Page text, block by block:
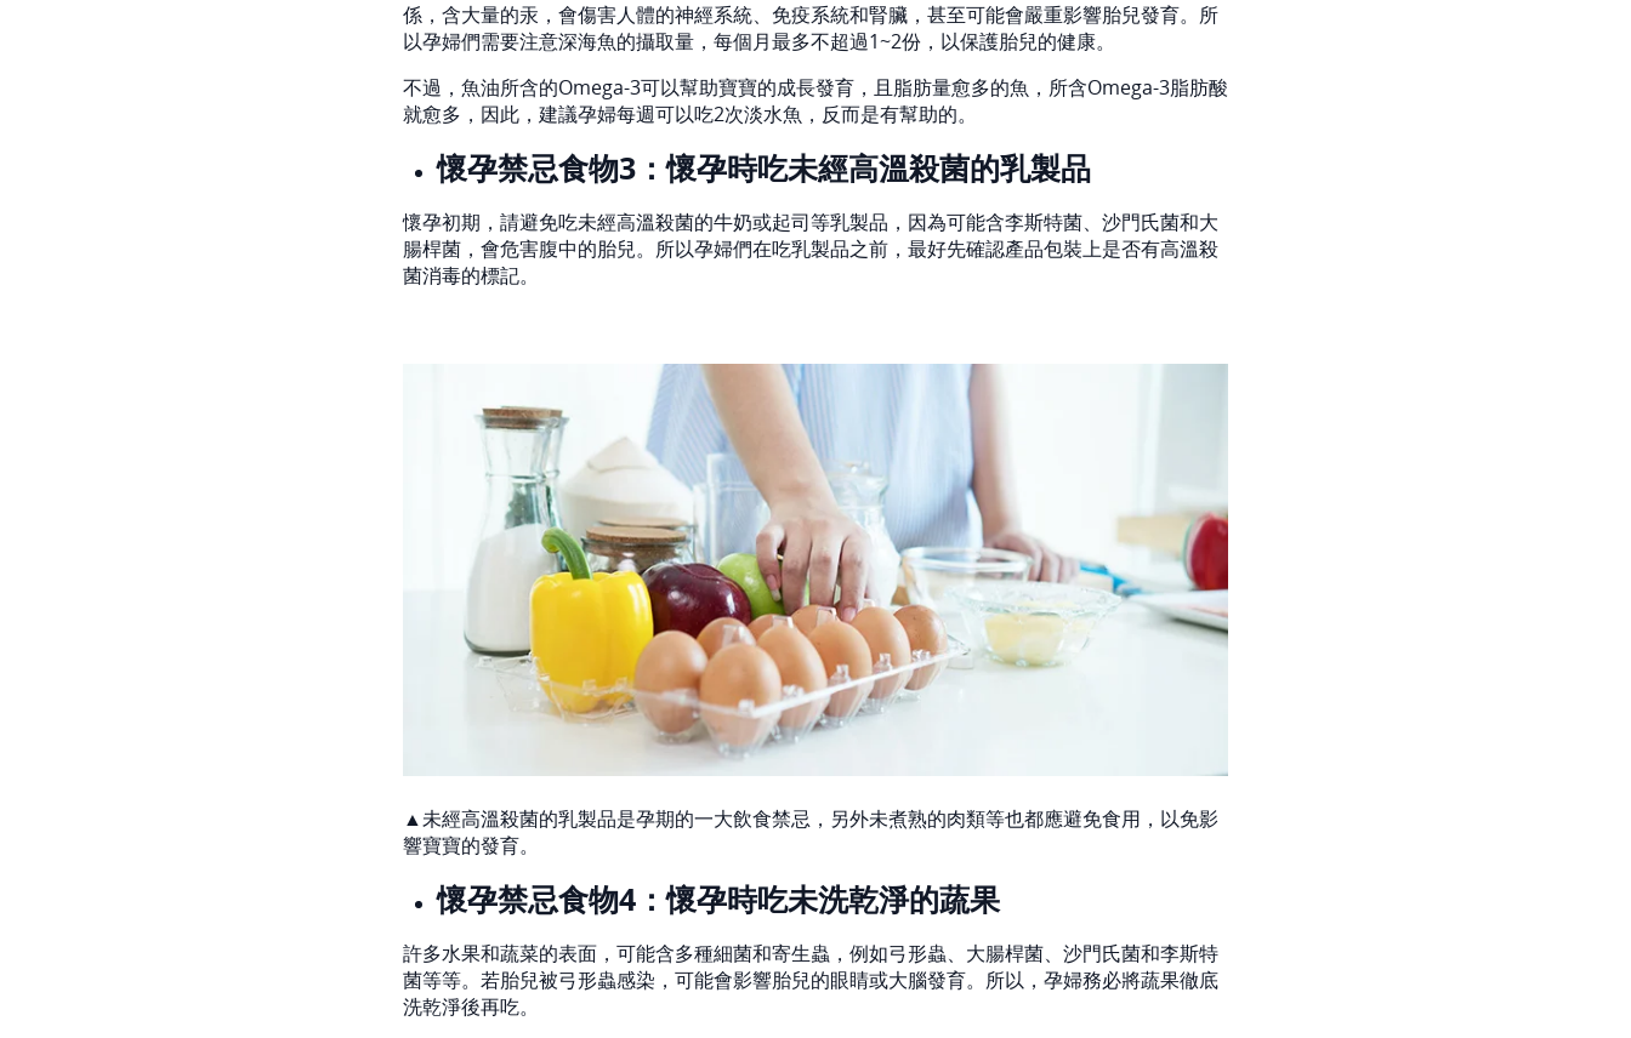
係，含大量的汞，會傷害人體的神經系統、免疫系統和腎臟，甚至可能會嚴重影響胎兒發育。所
以孕婦們需要注意深海魚的攝取量，每個月最多不超過1~2份，以保護胎兒的健康。
不過，魚油所含的Omega-3可以幫助寶寶的成長發育，且脂肪量愈多的魚，所含Omega-3脂肪酸
就愈多，因此，建議孕婦每週可以吃2次淡水魚，反而是有幫助的。
懷孕禁忌食物3：懷孕時吃未經高溫殺菌的乳製品
懷孕初期，請避免吃未經高溫殺菌的牛奶或起司等乳製品，因為可能含李斯特菌、沙門氏菌和大
腸桿菌，會危害腹中的胎兒。所以孕婦們在吃乳製品之前，最好先確認產品包裝上是否有高溫殺
菌消毒的標記。
▲未經高溫殺菌的乳製品是孕期的一大飲食禁忌，另外未煮熟的肉類等也都應避免食用，以免影
響寶寶的發育。
懷孕禁忌食物4：懷孕時吃未洗乾淨的蔬果
許多水果和蔬菜的表面，可能含多種細菌和寄生蟲，例如弓形蟲、大腸桿菌、沙門氏菌和李斯特
菌等等。若胎兒被弓形蟲感染，可能會影響胎兒的眼睛或大腦發育。所以，孕婦務必將蔬果徹底
洗乾淨後再吃。